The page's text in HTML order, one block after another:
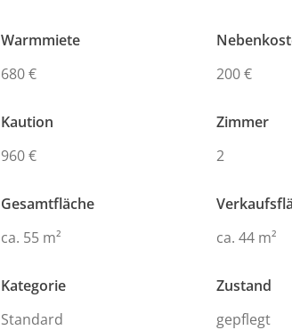
Warmmiete
680 €
200 €
Kaution
960 €
Zimmer
2
Gesamtfläche
ca. 55 m²
ca. 44 m²
Kategorie
Standard
Zustand
gepflegt